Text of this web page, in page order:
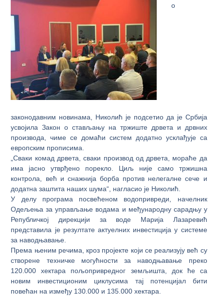
о
законодавним новинама, Николић је подсетио да је Србија
усвојила Закон о стављању на тржиште дрвета и дрвних
производа, чиме се домаћи систем додатно усклађује са
европским прописима.
„Сваки комад дрвета, сваки производ од дрвета, мораће да
има јасно утврђено порекло. Циљ није само тржишна
контрола, већ и снажнија борба против нелегалне сече и
додатна заштита наших шума“, нагласио је Николић.
У делу програма посвећеном водопривреди, начелник
Одељења за управљање водама и међународну сарадњу у
Републичкој дирекцији за воде Марија Лазаревић
представила је резултате актуелних инвестиција у системе
за наводњавање.
Према њеним речима, кроз пројекте који се реализују већ су
створене техничке могућности за наводњавање преко
120.000 хектара пољопривредног земљишта, док ће са
новим инвестиционим циклусима тај потенцијал бити
повећан на између 130.000 и 135.000 хектара.